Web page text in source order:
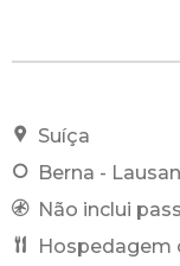
Suíça
Berna -
Não inclui
Hospedagem